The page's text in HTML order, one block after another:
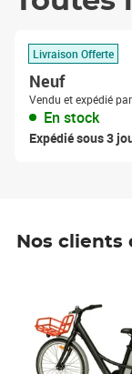
Livraison Offerte
Neuf
Vendu et expédié par
En stock
Expédié sous 3
Nos clients